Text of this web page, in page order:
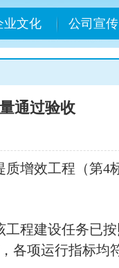
业文化 公司宣
通过验收
增效工程（第4
程建设任务已
各项运行指标均